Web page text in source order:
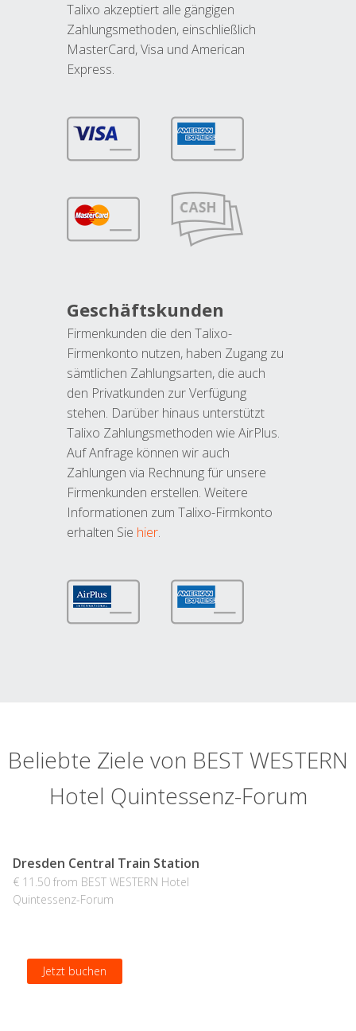
Talixo akzeptiert alle gängigen
Zahlungsmethoden, einschließlich
MasterCard, Visa und American
Express.
Geschäftskunden
Firmenkunden die den Talixo-
Firmenkonto nutzen, haben Zugang zu
sämtlichen Zahlungsarten, die auch
den Privatkunden zur Verfügung
stehen. Darüber hinaus unterstützt
Talixo Zahlungsmethoden wie AirPlus.
Auf Anfrage können wir auch
Zahlungen via Rechnung für unsere
Firmenkunden erstellen. Weitere
Informationen zum Talixo-Firmkonto
erhalten Sie hier.
Beliebte Ziele von BEST WESTERN
Hotel Quintessenz-Forum
Dresden Central Train Station
€ 11.50 from BEST WESTERN Hotel
Quintessenz-Forum
Jetzt buchen